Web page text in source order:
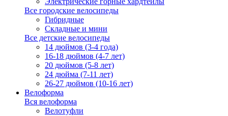
Все городские велосипеды
Гибридные
Складные и мини
Все детские велосипеды
14 дюймов (3-4 года)
16-18 дюймов (4-7 лет)
20 дюймов (5-8 лет)
24 дюйма (7-11 лет)
26-27 дюймов (10-16 лет)
Велоформа
Вся велоформа
Велотуфли